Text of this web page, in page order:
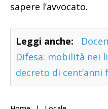
sapere l’avvocato.
Leggi anche:
Difesa: mobilità nei
decreto di cent’anni